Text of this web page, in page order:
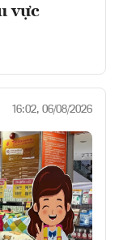
vực
16:02, 06/08/2026